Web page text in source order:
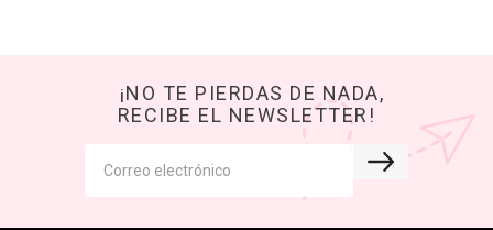
¡NO TE PIERDAS DE NADA,
RECIBE EL NEWSLETTER!